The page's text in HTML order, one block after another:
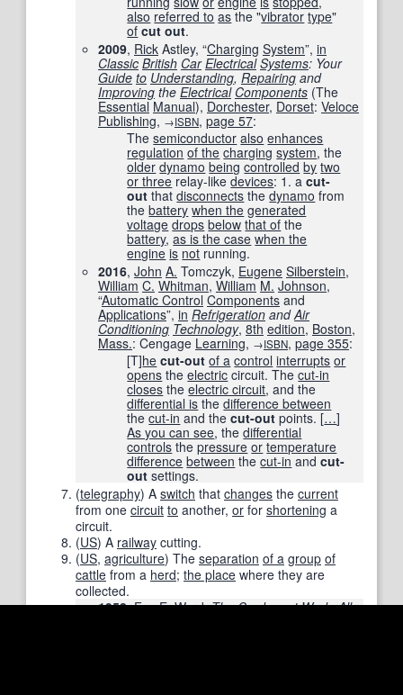
also referred to as the "vibrator type"
of cut out.
2009, Rick Astley, “Charging System”, in
Classic British Car Electrical Systems: Your
Guide to Understanding, Repairing and
Improving the Electrical Components (The
Essential Manual), Dorchester, Dorset: Veloce
Publishing, →ISBN, page 57:
Thesemiconductor also enhances
regulation of the charging system, the
older dynamo being controlled by two
or three relay-likedevices: 1. acut-
out thatdisconnects thedynamo from
thebattery when the generated
voltage drops below that of the
battery,as is the case when the
engine is not running.
2016, John A. Tomczyk, Eugene Silberstein,
William C. Whitman, William M. Johnson,
“Automatic Control Components and
Applications”, in Refrigeration andAir
Conditioning Technology, 8th edition, Boston,
Mass.: Cengage Learning, →ISBN, page 355:
[T]he cut-out of a control interrupts or
opens theelectric circuit. Thecut-in
closes theelectric circuit, and the
differential is thedifference between
thecut-in and thecut-out points. […]
As you can see, thedifferential
controls thepressure or temperature
difference between thecut-in andcut-
out settings.
(telegraphy) A switch that changes the current
from one circuit to another, or for shortening a
circuit.
(US) A railway cutting.
(US, agriculture) The separation of a group of
cattle from a herd; the place where they are
collected.
1958,Fay E. Ward,TheCowboy at Work: All